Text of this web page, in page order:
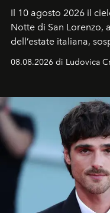
Il 10 agosto 2026 il
Notte di San Lorenzo,
dell’estate italiana,
Sarà il momento in
celeste per seguire il
all’universo i desideri
08.08.2026 di Ludovica